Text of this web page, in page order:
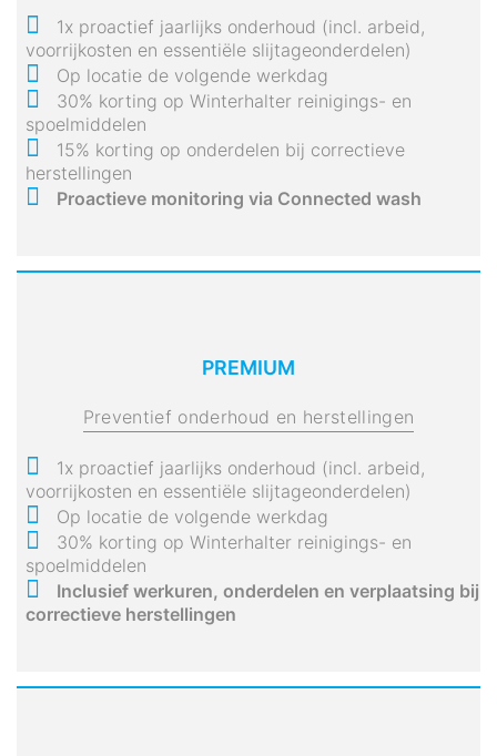
1x proactief jaarlijks onderhoud (incl. arbeid,
voorrijkosten en essentiële slijtageonderdelen)
Op locatie de volgende werkdag
30% korting op Winterhalter reinigings- en
spoelmiddelen
15% korting op onderdelen bij correctieve
herstellingen
Proactieve monitoring via Connected wash
PREMIUM
Preventief onderhoud en herstellingen
1x proactief jaarlijks onderhoud (incl. arbeid,
voorrijkosten en essentiële slijtageonderdelen)
Op locatie de volgende werkdag
30% korting op Winterhalter reinigings- en
spoelmiddelen
Inclusief werkuren, onderdelen en verplaatsing bij
correctieve herstellingen